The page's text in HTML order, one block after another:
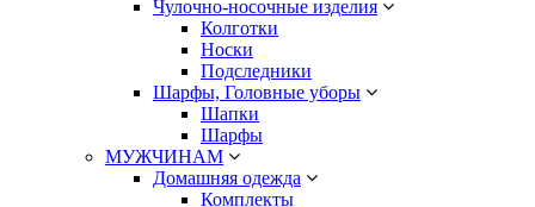
Чулочно-носочные изделия
Колготки
Носки
Подследники
Шарфы, Головные уборы
Шапки
Шарфы
МУЖЧИНАМ
Домашняя одежда
Комплекты